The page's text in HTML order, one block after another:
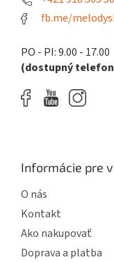
fb.me/
PO - PI: 9.00 - 17.00
(dostupný
Informácie pre
O nás
Kontakt
Ako nakupovať
Doprava a platba